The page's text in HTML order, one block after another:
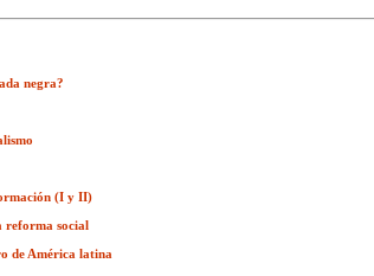
negra?
(I y II)
reforma social
de América latina